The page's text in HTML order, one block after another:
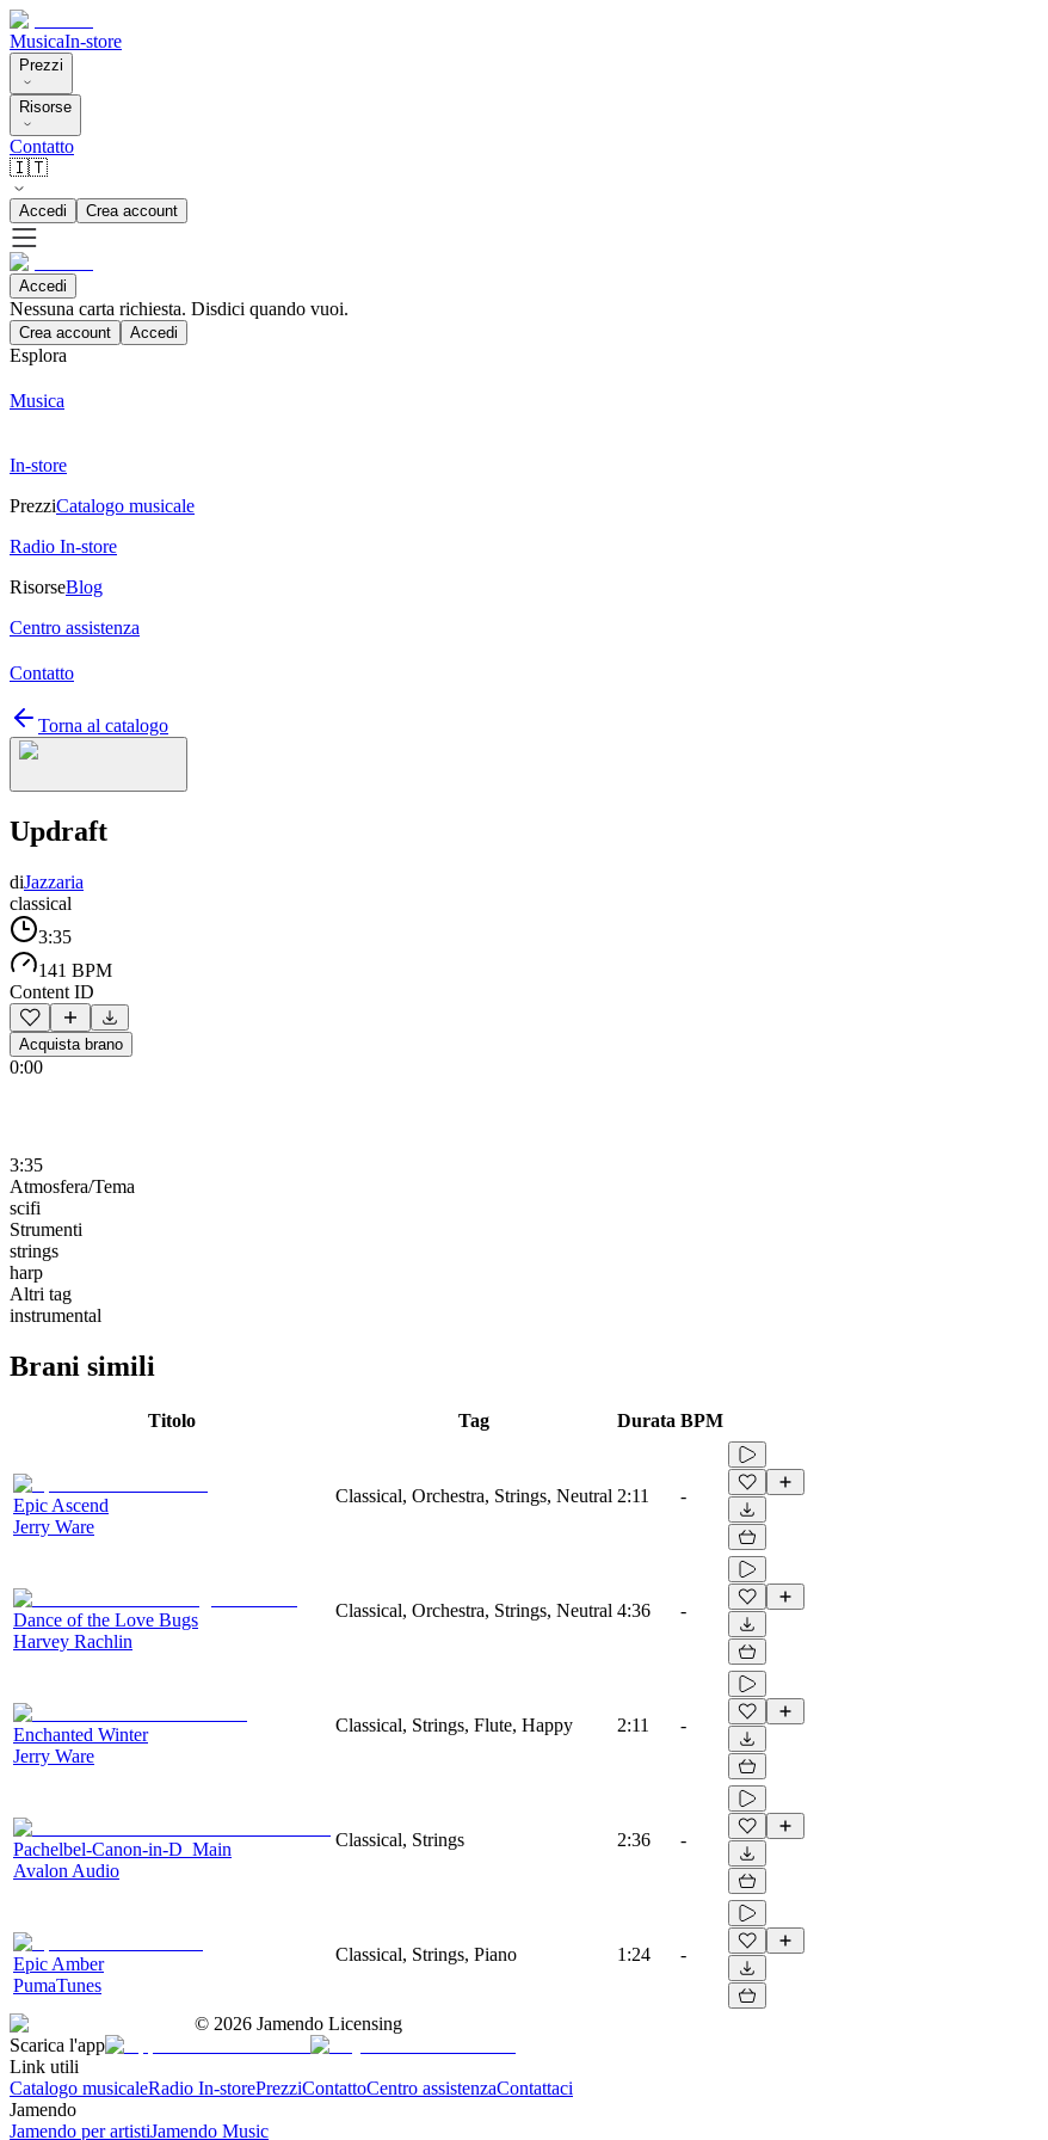
MusicaIn-store
Prezzi
Risorse
Contatto
🇮🇹
Accedi Crea account
Accedi
Nessuna carta richiesta. Disdici quando vuoi.
Crea account Accedi
Esplora
Musica
In-store
PrezziCatalogo musicale
Radio In-store
RisorseBlog
Centro assistenza
Contatto
Torna al catalogo
Updraft
diJazzaria
classical
3:35
141 BPM
Content ID
Acquista brano
0:00
3:35
Atmosfera/Tema
scifi
Strumenti
strings
harp
Altri tag
instrumental
Brani simili
Titolo Tag Durata BPM
Epic Ascend
Jerry Ware
Classical, Orchestra, Strings, Neutral 2:11 -
Dance of the Love Bugs
Harvey Rachlin
Classical, Orchestra, Strings, Neutral 4:36 -
Enchanted Winter
Jerry Ware
Classical, Strings, Flute, Happy 2:11 -
Pachelbel-Canon-in-D_Main
Avalon Audio
Classical, Strings 2:36 -
Epic Amber
PumaTunes
Classical, Strings, Piano 1:24 -
© 2026 Jamendo Licensing
Scarica l'app
Link utili
Catalogo musicaleRadio In-storePrezziContattoCentro assistenzaContattaci
Jamendo
Jamendo per artistiJamendo Music